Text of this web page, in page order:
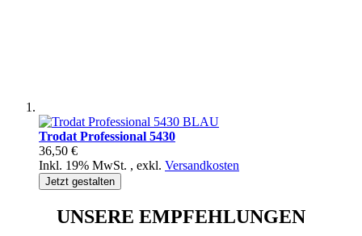
Trodat Professional 5430
36,50 €
Inkl. 19% MwSt. , exkl. Versandkosten
Jetzt gestalten
UNSERE EMPFEHLUNGEN